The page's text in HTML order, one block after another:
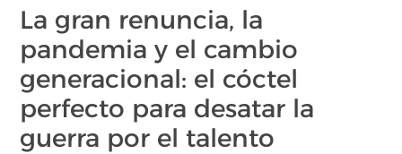
La gran renuncia, la
pandemia y el cambio
generacional: el cóctel
perfecto para desatar la
guerra por el talento